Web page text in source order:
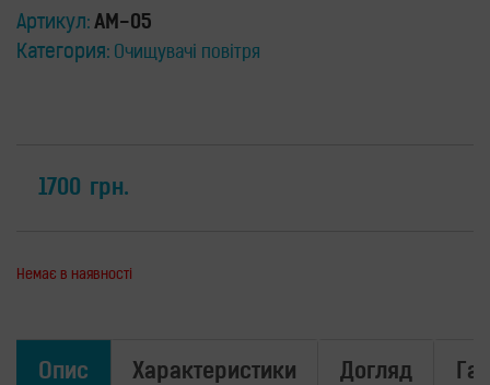
Товари
для
Дезінфектори
БЛОГ
ВІДГУКИ
Артикул: AM-05
Категория: Очищувачі повітря
1700 грн.
Немає в наявності
Опис Характеристики Догляд